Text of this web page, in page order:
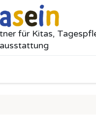
für Kitas,